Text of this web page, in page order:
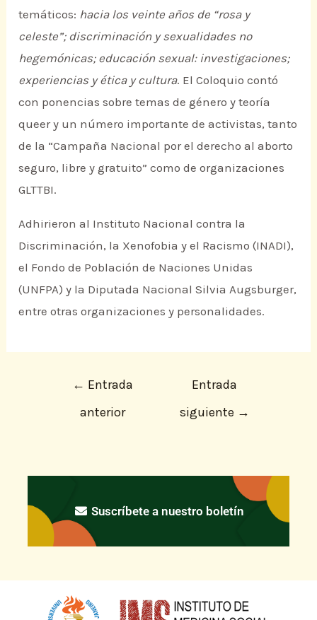
temáticos: hacia los veinte años de “rosa y
celeste”; discriminación y sexualidades no
hegemónicas; educación sexual: investigaciones;
experiencias y ética y cultura. El Coloquio contó
con ponencias sobre temas de género y teoría
queer y un número importante de activistas, tanto
de la “Campaña Nacional por el derecho al aborto
seguro, libre y gratuito” como de organizaciones
GLTTBI.
Adhirieron al Instituto Nacional contra la
Discriminación, la Xenofobia y el Racismo (INADI),
el Fondo de Población de Naciones Unidas
(UNFPA) y la Diputada Nacional Silvia Augsburger,
entre otras organizaciones y personalidades.
← Entrada
anterior
Entrada
siguiente →
Suscríbete a nuestro boletín